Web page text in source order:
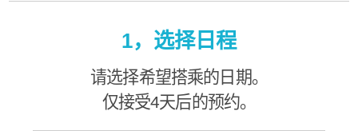
1，选择日程
请选择希望搭乘的日期。
仅接受4天后的预约。